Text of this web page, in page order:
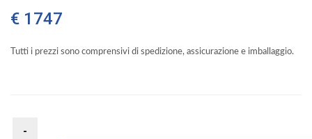
€ 1747
Tutti i prezzi sono comprensivi di spedizione, assicurazione e imballaggio.